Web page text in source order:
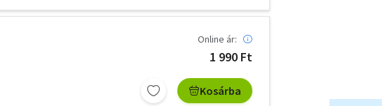
Online ár:
1 990 Ft
Kosárba